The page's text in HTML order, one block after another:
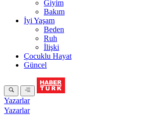
Giyim
Bakım
İyi Yaşam
Beden
Ruh
İlişki
Çocuklu Hayat
Güncel
Yazarlar
Yazarlar